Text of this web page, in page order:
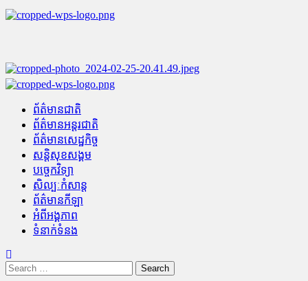
Skip
to
Primary
ព័ត៌មានជាតិ
ព័ត៌មានអន្តរជាតិ
ព័ត៌មានសេដ្ឋកិច្ច
សន្តិសុខសង្គម
បច្ចេកវិទ្យា
សិល្បៈកំសាន្ត
ព័ត៌មានកីឡា
អំពីអង្គភាព
ទំនាក់ទំនង
Search
for: